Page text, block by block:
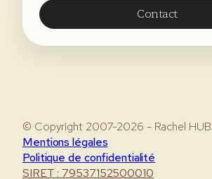
Contact
© Copyright 2007-2026 - Rachel
Mentions légales
Politique de confidentialité
SIRET : 79537152500010